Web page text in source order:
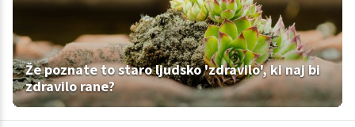
Že poznate to staro ljudsko 'zdravilo', ki naj bi
zdravilo rane?